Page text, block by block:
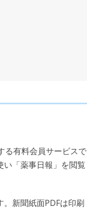
る有料会員サービスで
「薬事日報」を閲覧
新聞紙面PDFは印刷